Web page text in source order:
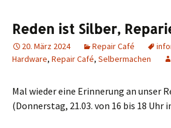
Reden ist Silber,
20. März 2024 Repair Café
Hardware, Repair Café, Selbermachen
Mal wieder eine Erinnerung an unser
(Donnerstag, 21.03. von 16 bis 18 Uhr